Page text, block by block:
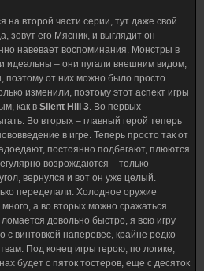
на второй части серии, тут даже свой
зовут его Мясник, и выглядит он
навевает воспоминания. Монстры в
идеальны – они пугали внешним видом,
от них можно было просто
изменили, поэтому этот аспект игры
как в Silent Hill 3. Во первых –
Во вторых – главный герой теперь
в игре. Теперь просто так от
постоянно подбегают, плюются
возрождаются – только
вернулся и вот он уже целый.
переделали. Холодное оружие
а во вторых можно сражаться
довольно быстро, я всю игру
с винтовкой наперевес, крайне редко
Под конец игры герою, по логике,
будет с пяток тостеров, еще с десяток